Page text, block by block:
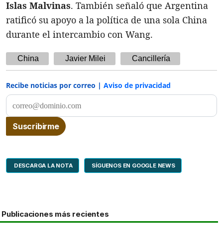
Islas Malvinas. También señaló que Argentina
ratificó su apoyo a la política de una sola China
durante el intercambio con Wang.
China Javier Milei Cancillería
Recibe noticias por correo | Aviso de privacidad
DESCARGA LA NOTA SÍGUENOS EN GOOGLE NEWS
Publicaciones más recientes